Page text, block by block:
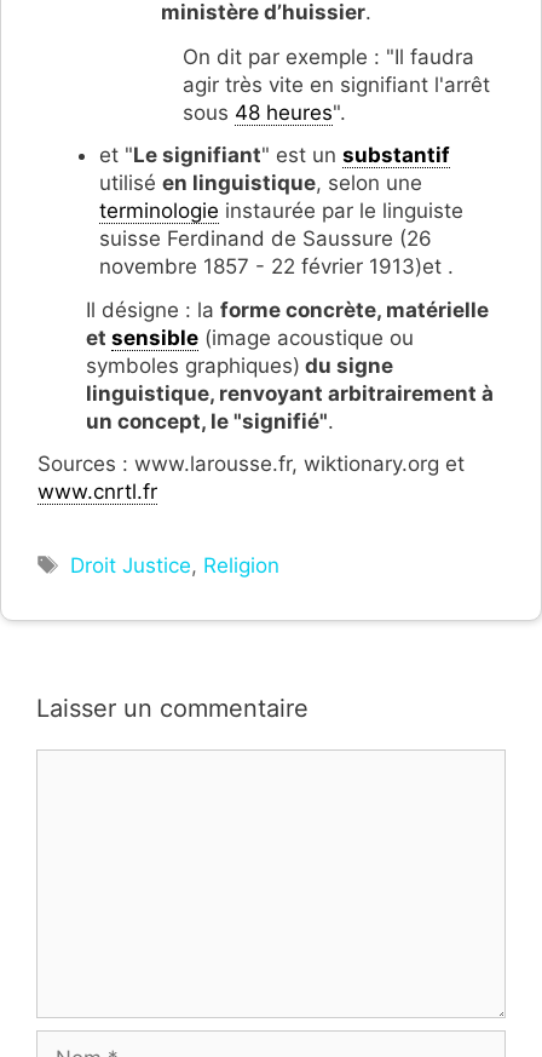
ministère d’huissier.
On dit par exemple : "Il faudra
agir très vite en signifiant l'arrêt
sous 48 heures".
et "Le signifiant" est un substantif
utilisé en linguistique, selon une
terminologie instaurée par le linguiste
suisse Ferdinand de Saussure (26
novembre 1857 - 22 février 1913)et .
Il désigne : la forme concrète, matérielle
et sensible (image acoustique ou
symboles graphiques) du signe
linguistique, renvoyant arbitrairement à
un concept, le "signifié".
Sources : www.larousse.fr, wiktionary.org et
www.cnrtl.fr
Étiquettes
Droit Justice, Religion
Laisser un commentaire